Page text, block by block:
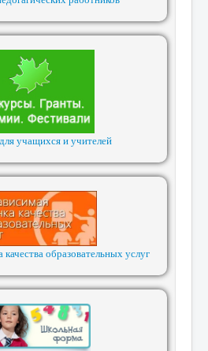
учащихся и учителей
качества образовательных услуг